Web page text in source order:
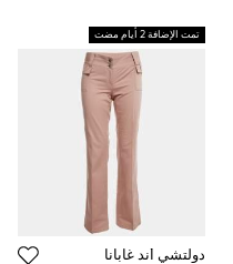
تمت الإضافة 2 أيام مضت
دولتشي أند غابانا